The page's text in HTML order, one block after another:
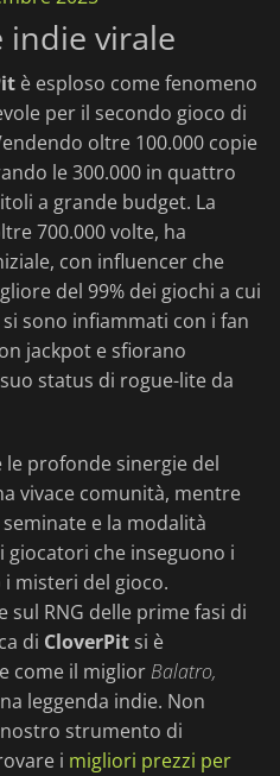
indie virale
è esploso come fenomeno
per il secondo gioco di
oltre 100.000 copie
le 300.000 in quattro
a grande budget. La
700.000 volte, ha
con influencer che
del 99% dei giochi a cui
sono infiammati con i fan
jackpot e sfiorano
status di rogue-lite da
le profonde sinergie del
vivace comunità, mentre
e la modalità
giocatori che inseguono i
misteri del gioco.
RNG delle prime fasi di
di CloverPit si è
come il migliorBalatro,
leggenda indie. Non
strumento di
i migliori prezzi per